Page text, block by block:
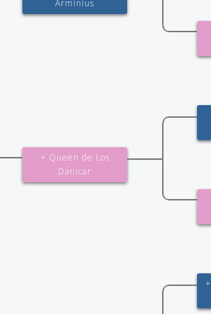
Arminius
+ Queen de Los
Danicar